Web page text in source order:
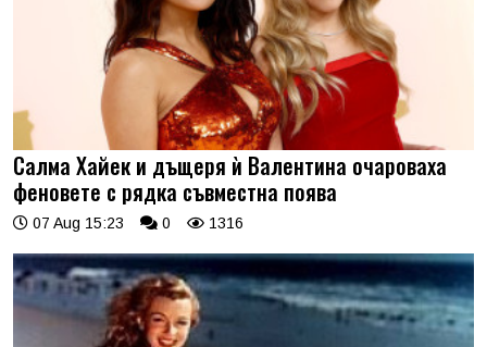
Салма Хайек и дъщеря ѝ Валентина очароваха
феновете с рядка съвместна поява
07 Aug 15:23 0 1316